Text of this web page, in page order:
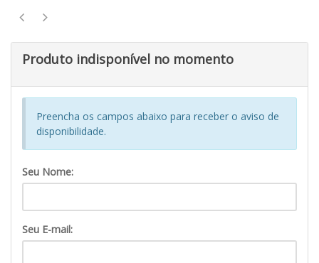
Produto indisponível no momento
Preencha os campos abaixo para receber o aviso de
disponibilidade.
Seu Nome:
Seu E-mail: